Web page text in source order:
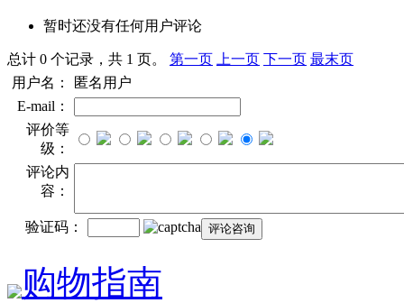
暂时还没有任何用户评论
总计 0 个记录，共 1 页。 第一页 上一页 下一页 最末页
用户名：
匿名用户
E-mail：
评价等
级：
评论内
容：
验证码：
购物指南